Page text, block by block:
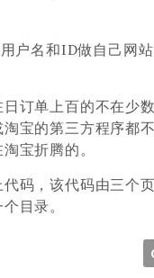
户名和ID做自己网
订单上百的不在少
宝的第三方程序都
宝折腾的。
码，该代码由三个
目录。